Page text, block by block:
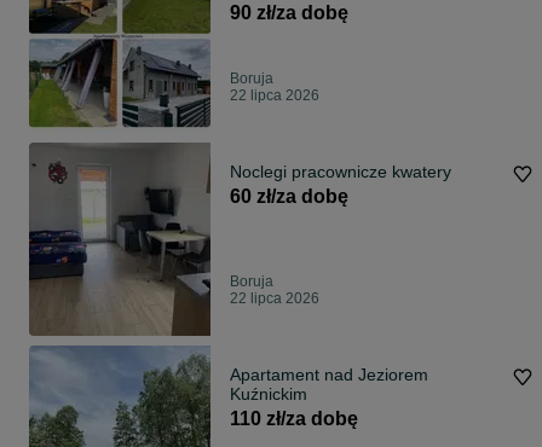
90 zł/za dobę
Boruja
22 lipca 2026
Noclegi pracownicze kwatery
60 zł/za dobę
Boruja
22 lipca 2026
Apartament nad Jeziorem
Kuźnickim
110 zł/za dobę